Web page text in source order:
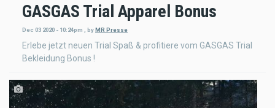
GASGAS Trial Apparel Bonus
Dec 03 2020 - 10:24pm byMR Presse
Erlebe jetzt neuen Trial Spaß & profitiere vom GASGAS Trial
Bekleidung Bonus !